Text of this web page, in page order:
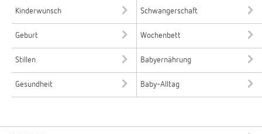
Kinderwunsch Schwangerschaft
Geburt Wochenbett
Stillen Babyernährung
Gesundheit Baby-Alltag